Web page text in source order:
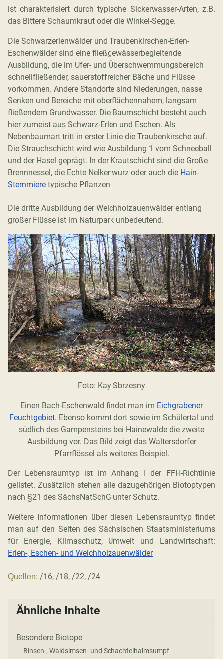
ist charakterisiert durch typische Sickerwasser-Arten, z.B.
das Bittere Schaumkraut oder die Winkel-Segge.
Die Schwarzerlenwälder und Traubenkirschen-Erlen-
Eschenwälder sind eine fließgewässerbegleitende
Ausbildung, die im Ufer- und Überschwemmungsbereich
schnellfließender, sauerstoffreicher Bäche und Flüsse
vorkommen. Andere Standorte sind Niederungen, nasse
Senken und Bereiche mit oberflächennahem, langsam
fließendem Grundwasser. Die Baumschicht besteht auch
hier zumeist aus Schwarz-Erlen und Eschen. Als
Nebenbaumart tritt in erster Linie die Traubenkirsche auf.
Die Strauchschicht wird wie Ausbildung 1 vom Schneeball
und der Hasel geprägt. In der Krautschicht sind die Große
Brennnessel, die Echte Nelkenwurz oder auch die Hain-
Sternmiere typische Pflanzen.
Die dritte Ausbildung der Weichholzauenwälder entlang
großer Flüsse ist im Naturpark unbedeutend.
Foto: Kay Sbrzesny
Einen Bach-Eschenwald findet man im Eichgrabener
Feuchtgebiet. Ebenso kommt dort sowie im Schülertal und
südlich des Gampensteins bei Hainewalde die zweite
Ausbildung vor. Das Bild zeigt das Waltersdorfer
Pfarrflössel als weiteres Beispiel.
Der Lebensraumtyp ist im Anhang I der FFH-Richtlinie
gelistet. Zusätzlich stehen alle dazugehörigen Biotoptypen
nach §21 des SächsNatSchG unter Schutz.
Weitere Informationen über diesen Lebensraumtyp findet
man auf den Seiten des Sächsischen Staatsministeriums
für Energie, Klimaschutz, Umwelt und Landwirtschaft:
Erlen-, Eschen- und Weichholzauenwälder
Quellen: /16, /18, /22, /24
Ähnliche Inhalte
Besondere Biotope
Binsen-, Waldsimsen- und Schachtelhalmsumpf